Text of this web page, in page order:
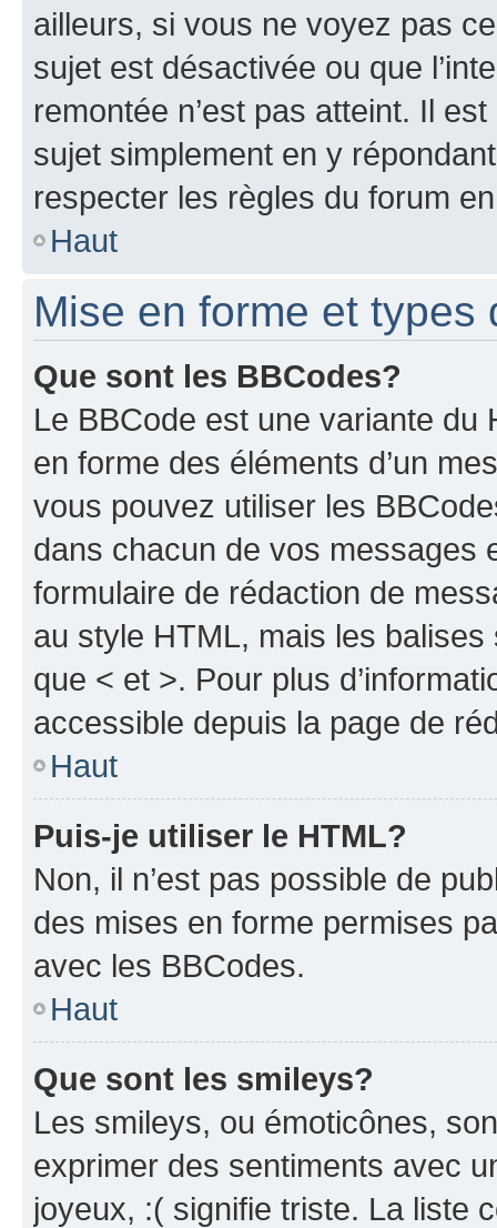
ailleurs, si vous ne voyez pas
sujet est désactivée ou que
remontée n’est pas atteint. Il
sujet simplement en y
respecter les règles du forum
Haut
Mise en forme et types
Que sont les BBCodes?
Le BBCode est une variante du
en forme des éléments d’un
vous pouvez utiliser les
dans chacun de vos messages
formulaire de rédaction de
au style HTML, mais les
que < et >. Pour plus
accessible depuis la page de
Haut
Puis-je utiliser le HTML?
Non, il n’est pas possible de
des mises en forme permises
avec les BBCodes.
Haut
Que sont les smileys?
Les smileys, ou émoticônes,
exprimer des sentiments avec
joyeux, :( signifie triste. La liste